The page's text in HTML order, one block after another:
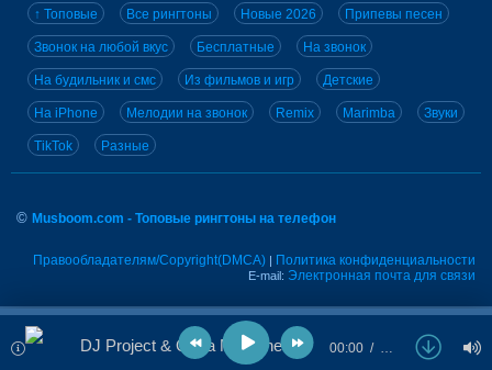
↑ Топовые Все рингтоны Новые 2026 Припевы песен
Звонок на любой вкус Бесплатные На звонок
На будильник и смс Из фильмов и игр Детские
На iPhone Мелодии на звонок Remix Marimba Звуки
TikTok Разные
© Musboom.com - Топовые рингтоны на телефон
Правообладателям/Copyright(DMCA) | Политика конфиденциальности
E-mail: Электронная почта для связи
DJ Project & Oana Matache - Vise De Zahar 00:00 …